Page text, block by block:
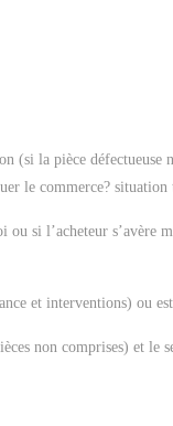
(si la pièce
le commerce? situation
si l’acheteur s’avère
et interventions) ou
non comprises) et le